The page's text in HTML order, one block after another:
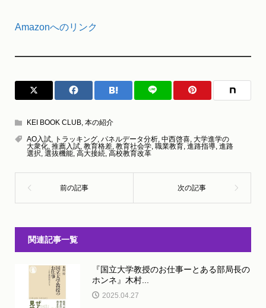
Amazonへのリンク
KEI BOOK CLUB, 本の紹介
AO入試, トラッキング, パネルデータ分析, 中西啓喜, 大学進学の
大衆化, 推薦入試, 教育格差, 教育社会学, 職業教育, 進路指導, 進路
選択 選抜機能, 高大接続, 高校教育改革
関連記事一覧
『国立大学教授のお仕事ーとある部局長の
ホンネ』木村...
2025.04.27